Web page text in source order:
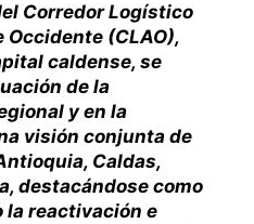
Corredor Logístico
(CLAO),
caldense, se
de la
y en la
visión conjunta de
Caldas,
destacándose como
reactivación e